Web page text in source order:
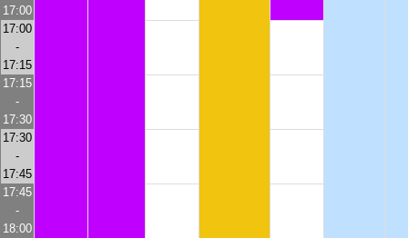
17:00
17:00
-
17:15
17:15
-
17:30
17:30
-
17:45
17:45
-
18:00